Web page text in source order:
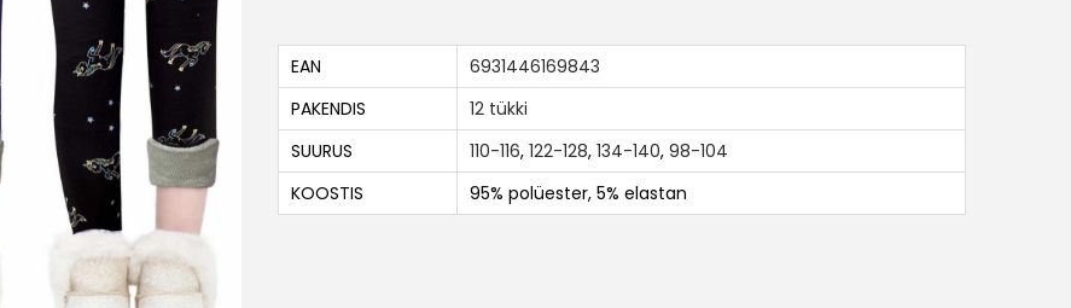
EAN
6931446169843
PAKENDIS
12 tükki
SUURUS
110-116, 122-128, 134-140, 98-104
KOOSTIS
95% polüester, 5% elastan